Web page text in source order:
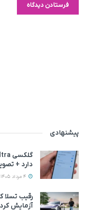
پیشنهادی
دارد +
رقیب تسلا
آزمایش